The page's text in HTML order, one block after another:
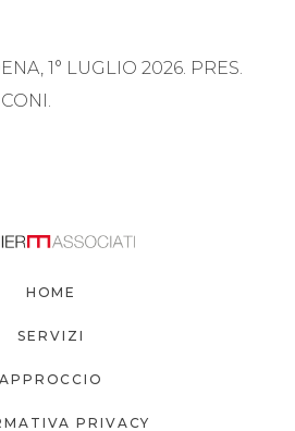
1° LUGLIO 2026. PRES.
HOME
SERVIZI
APPROCCIO
PRIVACY